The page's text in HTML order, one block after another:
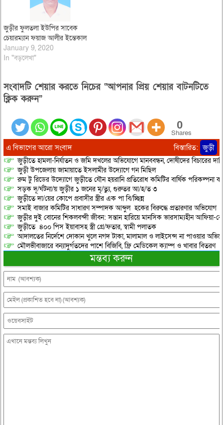
জুড়ীর ফুলতলা ইউপির সাবেক
চেয়ারম্যান ফয়াজ আলীর ইন্তেকাল
January 9, 2020
In "বড়লেখা"
সংবাদটি শেয়ার করতে নিচের “আপনার প্রিয় শেয়ার বাটনটিতে
ক্লিক করুন”
0
Shares
এ বিভাগের আরো সংবাদ বিস্তারিত: জুড়ী
জুড়ীতে হামলা-নির্যাতন ও জমি দখলের অভিযোগে মানববন্ধন, দোষীদের বিচারের দাবি
জুড়ী উপজেলায় জামায়াতে ইসলামীর উদ্যোগে গন মিছিল
রুম টু রিডের উদ্যোগে জুড়ীতে যৌন হয়রানি প্রতিরোধ কমিটির বার্ষিক পরিকল্পনা
সড়ক দূ/র্ঘটনা/য় জুড়ীর ১ জনের মৃ/ত্যু, গুরুতর আ/হ/ত ৩
জুড়ীতে দা/য়ের কোপে প্রবাসীর স্ত্রীর এক পা বি/চ্ছিন্ন
সমাই বাজার কমিটির সাধারণ সম্পাদক আব্দুল হকের বিরুদ্ধে প্রতারণার অভিযোগ
জুড়ীর দুই বোনের শিকলবন্দী জীবন: সন্তান হারিয়ে মানসিক ভারসাম্যহীন আফিয়া-
জুড়ীতে ৪০০ পিস ইয়াবাসহ স্ত্রী গ্রে/ফতার, স্বামী পলাতক
আদালতের নির্দেশে দোকান খুলে নগদ টাকা, মালামাল ও লাইসেন্স না পাওয়ার
মৌলভীবাজারে বন্যাদুর্গতদের পাশে বিজিবি, ফ্রি মেডিকেল ক্যাম্প ও খাবার বিতরণ
মন্তব্য করুন